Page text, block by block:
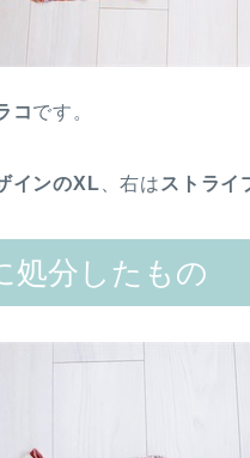
コです。
インのXL 、右は ストライ
処分したもの